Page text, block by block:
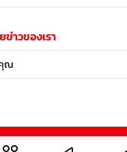
าวของเรา